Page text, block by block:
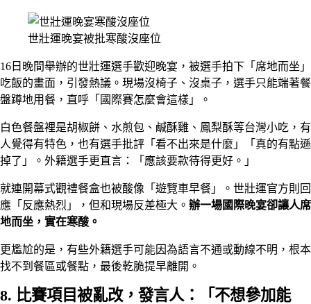
世壯運晚宴被批寒酸沒座位
16日晚間舉辦的世壯運選手歡迎晚宴，被選手拍下「席地而坐」
吃飯的畫面，引發熱議。現場沒椅子、沒桌子，選手只能端著餐
盤蹲地用餐，直呼「國際賽怎麼會這樣」。
白色餐盤裡是胡椒餅、水煎包、鹹酥雞、鳳梨酥等台灣小吃，有
人覺得有特色，也有選手批評「看不出來是什麼」「真的有點遜
掉了」。外籍選手更直言：「應該要款待得更好。」
就連開幕式觀禮餐盒也被酸像「遊覽車早餐」。世壯運官方則回
應「反應熱烈」，但和現場反差極大。 辦一場國際晚宴卻讓人席
地而坐，實在寒酸。
更尷尬的是，有些外籍選手可能因為語言不通或動線不明，根本
找不到餐區或餐點，最後乾脆提早離開。
8. 比賽項目被亂改，發言人：「不想參加能